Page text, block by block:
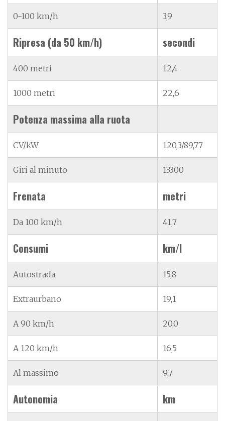
0-100 km/h 3,9
Ripresa (da 50 km/h) secondi
400 metri 12,4
1000 metri 22,6
Potenza massima alla ruota
CV/kW 120,3/89,77
Giri al minuto 13300
Frenata metri
Da 100 km/h 41,7
Consumi km/l
Autostrada 15,8
Extraurbano 19,1
A 90 km/h 20,0
A 120 km/h 16,5
Al massimo 9,7
Autonomia km